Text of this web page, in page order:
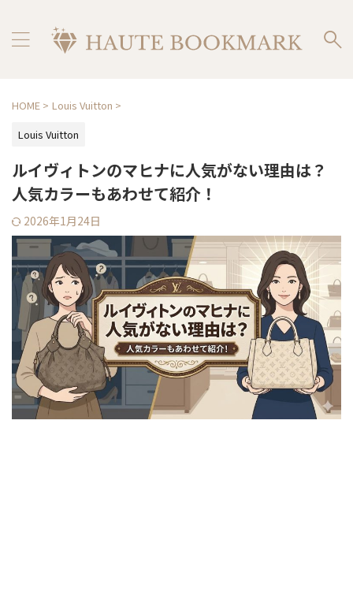
HOME > Louis Vuitton >
Louis Vuitton
ルイヴィトンのマヒナに人気がない理由は？
人気カラーもあわせて紹介！
2026年1月24日